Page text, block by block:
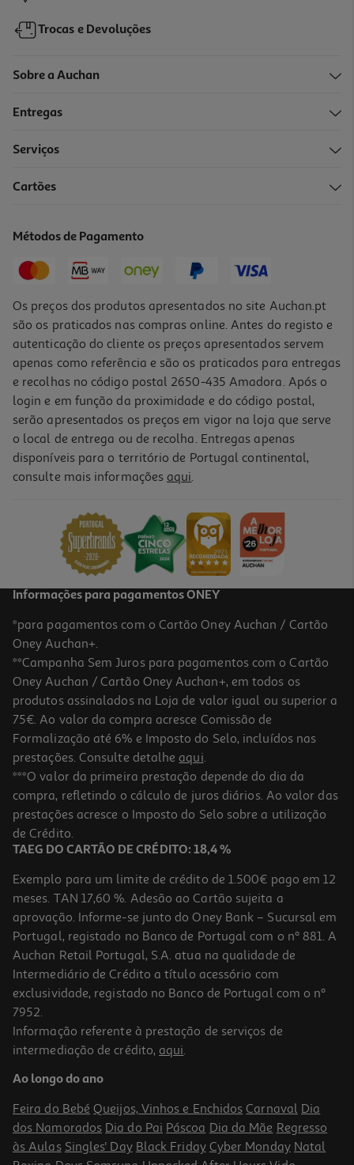
-30%
Price reduced from
2,84 €to
Promoção
-30%
4.8
Kefir Nestlé Natural 0% 500g
Price reduced from
4.8 (82)
Kefir Nestlé Natural 0% 6x100g
4.98 €/Kg
2,99 €
4.9
Kefir Nestlé Morango 6x100g
4.98 €/Kg
2,99 €
Trocas e Devoluções
Sobre a Auchan
Entregas
Serviços
Cartões
Métodos de Pagamento
Os preços dos produtos apresentados no site Auchan.pt
são os praticados nas compras online. Antes do registo e
autenticação do cliente os preços apresentados servem
apenas como referência e são os praticados para entregas
e recolhas no código postal 2650-435 Amadora. Após o
login e em função da proximidade e do código postal,
serão apresentados os preços em vigor na loja que serve
o local de entrega ou de recolha. Entregas apenas
disponíveis para o território de Portugal continental,
consulte mais informações aqui.
Informações para pagamentos ONEY
*para pagamentos com o Cartão Oney Auchan / Cartão
Oney Auchan+.
**Campanha Sem Juros para pagamentos com o Cartão
Oney Auchan / Cartão Oney Auchan+, em todos os
produtos assinalados na Loja de valor igual ou superior a
75€. Ao valor da compra acresce Comissão de
Formalização até 6% e Imposto do Selo, incluídos nas
prestações. Consulte detalhe aqui.
***O valor da primeira prestação depende do dia da
compra, refletindo o cálculo de juros diários. Ao valor das
prestações acresce o Imposto do Selo sobre a utilização
de Crédito.
TAEG DO CARTÃO DE CRÉDITO: 18,4 %
Exemplo para um limite de crédito de 1.500€ pago em 12
meses. TAN 17,60 %. Adesão ao Cartão sujeita a
aprovação. Informe-se junto do Oney Bank – Sucursal em
Portugal, registado no Banco de Portugal com o nº 881. A
Auchan Retail Portugal, S.A. atua na qualidade de
Intermediário de Crédito a título acessório com
exclusividade, registado no Banco de Portugal com o nº
7952.
Informação referente à prestação de serviços de
intermediação de crédito, aqui.
Ao longo do ano
Feira do Bebé Queijos, Vinhos e Enchidos Carnaval Dia
dos Namorados Dia do Pai Páscoa Dia da Mãe Regresso
às Aulas Singles' Day Black Friday Cyber Monday Natal